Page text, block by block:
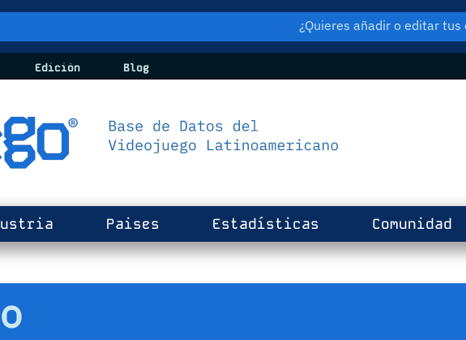
¿Quieres añadir o editar tus
Edición Blog
Paises Estadísticas Comunidad